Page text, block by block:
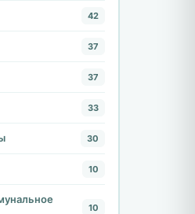
42
37
37
33
30
10
10